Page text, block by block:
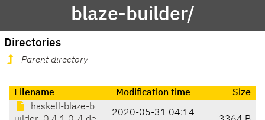
blaze-builder/
Directories
Parent directory
Filename Modification time
Size
haskell-blaze-b
2020-05-31 04:14